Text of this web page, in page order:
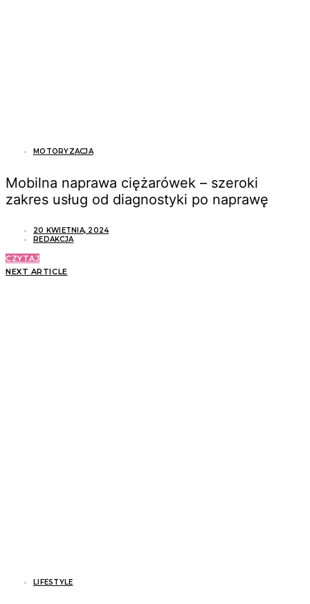
MOTORYZACJA
Mobilna naprawa ciężarówek – szeroki
zakres usług od diagnostyki po naprawę
20 KWIETNIA, 2024
REDAKCJA
CZYTAJ
NEXT ARTICLE
LIFESTYLE